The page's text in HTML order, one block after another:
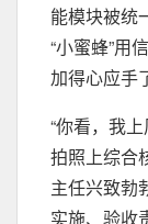
能模块被统
“小蜜蜂”用
加得心应手
“你看，我
拍照上综合
主任兴致勃
实施、验收